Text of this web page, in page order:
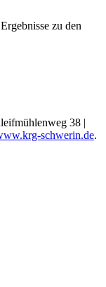
zu den
38 |
schwerin.de.